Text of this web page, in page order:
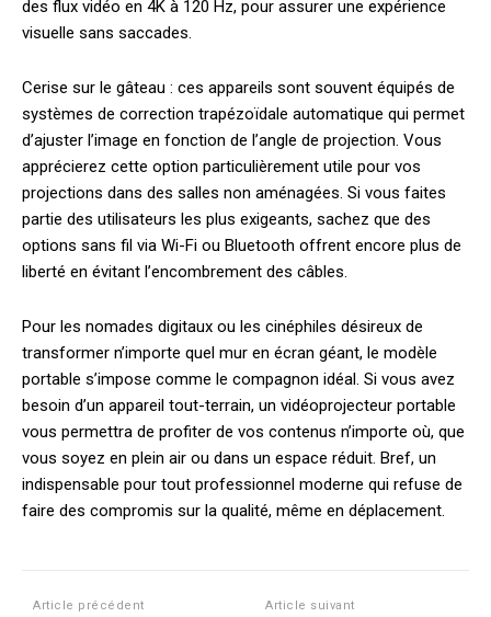
des flux vidéo en 4K à 120 Hz, pour assurer une expérience
visuelle sans saccades.
Cerise sur le gâteau : ces appareils sont souvent équipés de
systèmes de correction trapézoïdale automatique qui permet
d’ajuster l’image en fonction de l’angle de projection. Vous
apprécierez cette option particulièrement utile pour vos
projections dans des salles non aménagées. Si vous faites
partie des utilisateurs les plus exigeants, sachez que des
options sans fil via Wi-Fi ou Bluetooth offrent encore plus de
liberté en évitant l’encombrement des câbles.
Pour les nomades digitaux ou les cinéphiles désireux de
transformer n’importe quel mur en écran géant, le modèle
portable s’impose comme le compagnon idéal. Si vous avez
besoin d’un appareil tout-terrain, un vidéoprojecteur portable
vous permettra de profiter de vos contenus n’importe où, que
vous soyez en plein air ou dans un espace réduit. Bref, un
indispensable pour tout professionnel moderne qui refuse de
faire des compromis sur la qualité, même en déplacement.
Article précédent Article suivant